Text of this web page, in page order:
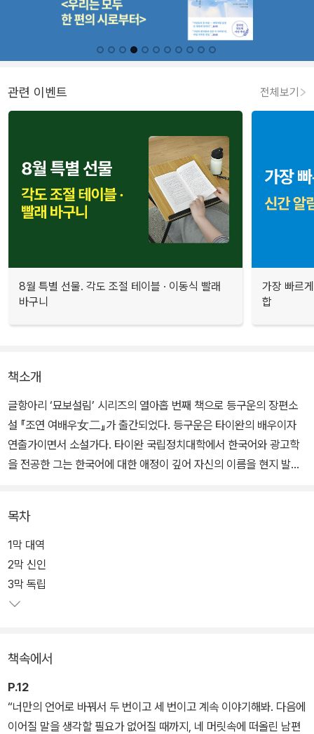
관련 이벤트 전체보기
8월 특별 선물. 각도 조절 테이블 · 이동식 빨래
바구니
가장 빠르
합
책소개
글항아리 ‘묘보설림’ 시리즈의 열아홉 번째 책으로 등구운의 장편소
설 『조연 여배우女二』가 출간되었다. 등구운은 타이완의 배우이자
연출가이면서 소설가다. 타이완 국립정치대학에서 한국어와 광고학
을 전공한 그는 한국어에 대한 애정이 깊어 자신의 이름을 현지 발음
이 문학상 대상을 수상한 작가의 최근작이자, 배우로서의 삶을 고찰
한 자전적 소설이다.
목차
1막 대역
2막 신인
3막 독립
책속에서
P.12
“너만의 언어로 바꿔서 두 번이고 세 번이고 계속 이야기해봐. 다음에
이어질 말을 생각할 필요가 없어질 때까지, 네 머릿속에 떠올린 남편